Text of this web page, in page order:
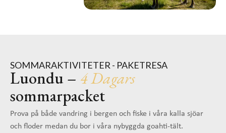
SOMMARAKTIVITETER - PAKETRESA
Luondu – 4 Dagars
sommarpacket
Prova på både vandring i bergen och fiske i våra kalla sjöar
och floder medan du bor i våra nybyggda goahti-tält.